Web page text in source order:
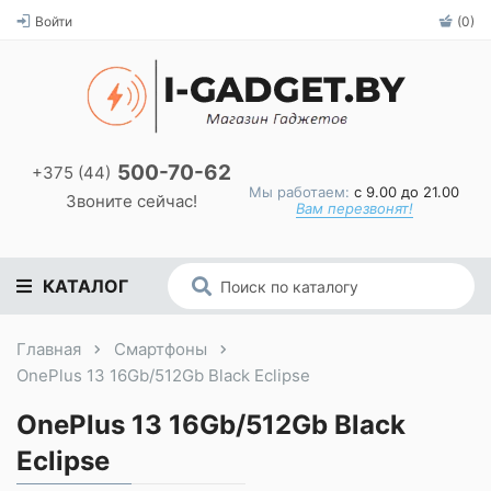
Войти (0)
+375 (44) 500-70-62
Звоните сейчас! Мы работаем: с 9.00 до 21.00
Вам перезвонят!
КАТАЛОГ
Главная
Смартфоны
OnePlus 13 16Gb/512Gb Black Eclipse
OnePlus 13 16Gb/512Gb Black
Eclipse